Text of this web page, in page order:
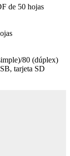
de 50 hojas
80 (dúplex)
tarjeta SD